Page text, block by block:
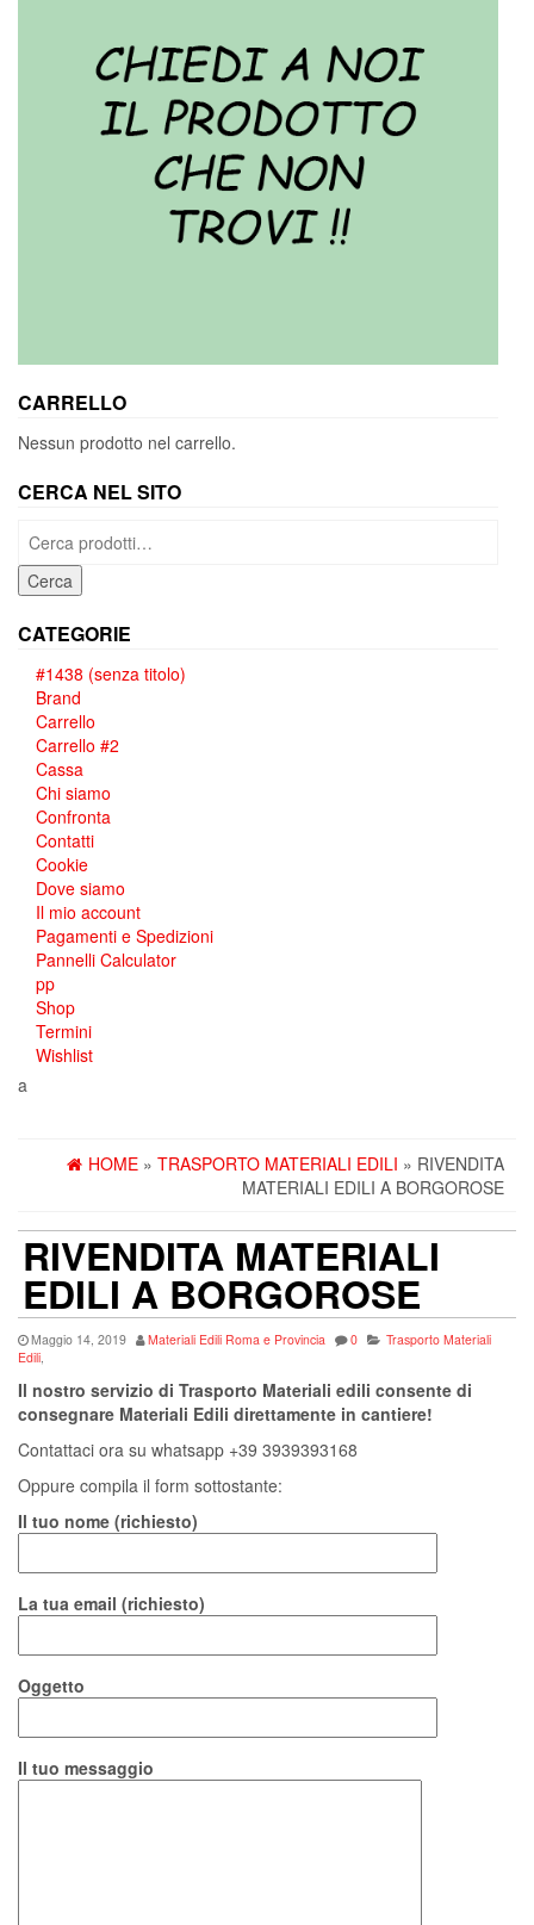
CARRELLO
Nessun prodotto nel carrello.
CERCA NEL SITO
Cerca:
Cerca
CATEGORIE
#1438 (senza titolo)
Brand
Carrello
Carrello #2
Cassa
Chi siamo
Confronta
Contatti
Cookie
Dove siamo
Il mio account
Pagamenti e Spedizioni
Pannelli Calculator
pp
Shop
Termini
Wishlist
a
HOME » TRASPORTO MATERIALI EDILI » RIVENDITA
MATERIALI EDILI A BORGOROSE
RIVENDITA MATERIALI
EDILI A BORGOROSE
Maggio 14, 2019 Materiali Edili Roma e Provincia 0
Trasporto Materiali
Edili,
Il nostro servizio di Trasporto Materiali edili consente di
consegnare Materiali Edili direttamente in cantiere!
Contattaci ora su whatsapp +39 3939393168
Oppure compila il form sottostante:
Il tuo nome (richiesto)
La tua email (richiesto)
Oggetto
Il tuo messaggio